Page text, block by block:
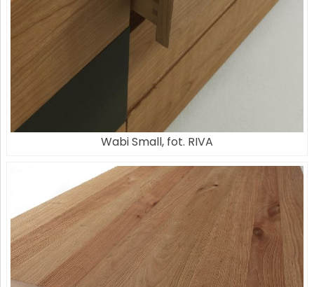
Wabi Small, fot. RIVA